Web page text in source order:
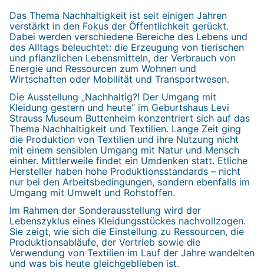
Das Thema Nachhaltigkeit ist seit einigen Jahren
verstärkt in den Fokus der Öffentlichkeit gerückt.
Dabei werden verschiedene Bereiche des Lebens und
des Alltags beleuchtet: die Erzeugung von tierischen
und pflanzlichen Lebensmitteln, der Verbrauch von
Energie und Ressourcen zum Wohnen und
Wirtschaften oder Mobilität und Transportwesen.
Die Ausstellung „Nachhaltig?! Der Umgang mit
Kleidung gestern und heute“ im Geburtshaus Levi
Strauss Museum Buttenheim konzentriert sich auf das
Thema Nachhaltigkeit und Textilien. Lange Zeit ging
die Produktion von Textilien und ihre Nutzung nicht
mit einem sensiblen Umgang mit Natur und Mensch
einher. Mittlerweile findet ein Umdenken statt. Etliche
Hersteller haben hohe Produktionsstandards – nicht
nur bei den Arbeitsbedingungen, sondern ebenfalls im
Umgang mit Umwelt und Rohstoffen.
Im Rahmen der Sonderausstellung wird der
Lebenszyklus eines Kleidungsstückes nachvollzogen.
Sie zeigt, wie sich die Einstellung zu Ressourcen, die
Produktionsabläufe, der Vertrieb sowie die
Verwendung von Textilien im Lauf der Jahre wandelten
und was bis heute gleichgeblieben ist.